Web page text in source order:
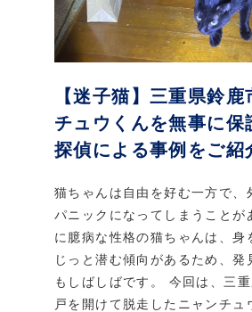
【迷子猫】三重県鈴
チュウくんを無事に保
探偵による事例をご紹
猫ちゃんは自由を好む一方で、
パニックになってしまうことが
に臆病な性格の猫ちゃんは、身
じっと潜む傾向があるため、発
もしばしばです。 今回は、三
戸を開けて脱走したニャンチュ